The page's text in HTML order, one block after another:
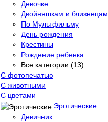
Девочке
Двойняшкам и близнецам
По Мультфильму
День рождения
Крестины
Рождение ребенка
Все категории (13)
С фотопечатью
C животными
С цветами
Эротические
Девичник